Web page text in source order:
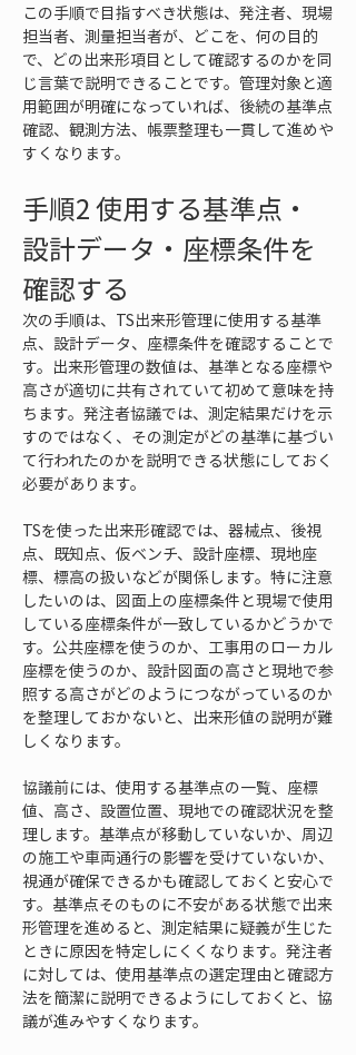
この手順で目指すべき状態は、発注者、現場
担当者、測量担当者が、どこを、何の目的
で、どの出来形項目として確認するのかを同
じ言葉で説明できることです。管理対象と適
用範囲が明確になっていれば、後続の基準点
確認、観測方法、帳票整理も一貫して進めや
すくなります。
手順2 使用する基準点・
設計データ・座標条件を
確認する
次の手順は、TS出来形管理に使用する基準
点、設計データ、座標条件を確認することで
す。出来形管理の数値は、基準となる座標や
高さが適切に共有されていて初めて意味を持
ちます。発注者協議では、測定結果だけを示
すのではなく、その測定がどの基準に基づい
て行われたのかを説明できる状態にしておく
必要があります。
TSを使った出来形確認では、器械点、後視
点、既知点、仮ベンチ、設計座標、現地座
標、標高の扱いなどが関係します。特に注意
したいのは、図面上の座標条件と現場で使用
している座標条件が一致しているかどうかで
す。公共座標を使うのか、工事用のローカル
座標を使うのか、設計図面の高さと現地で参
照する高さがどのようにつながっているのか
を整理しておかないと、出来形値の説明が難
しくなります。
協議前には、使用する基準点の一覧、座標
値、高さ、設置位置、現地での確認状況を整
理します。基準点が移動していないか、周辺
の施工や車両通行の影響を受けていないか、
視通が確保できるかも確認しておくと安心で
す。基準点そのものに不安がある状態で出来
形管理を進めると、測定結果に疑義が生じた
ときに原因を特定しにくくなります。発注者
に対しては、使用基準点の選定理由と確認方
法を簡潔に説明できるようにしておくと、協
議が進みやすくなります。